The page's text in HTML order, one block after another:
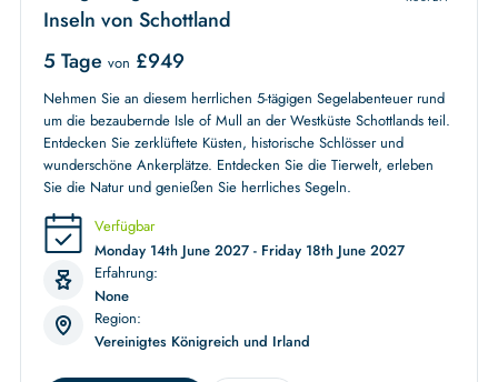
Inseln von Schottland
5 Tage von £949
Nehmen Sie an diesem herrlichen 5-tägigen Segelabenteuer rund
um die bezaubernde Isle of Mull an der Westküste Schottlands teil.
Entdecken Sie zerklüftete Küsten, historische Schlösser und
wunderschöne Ankerplätze. Entdecken Sie die Tierwelt, erleben
Sie die Natur und genießen Sie herrliches Segeln.
Verfügbar
Monday 14th June 2027 - Friday 18th June 2027
Erfahrung:
None
Region:
Vereinigtes Königreich und Irland